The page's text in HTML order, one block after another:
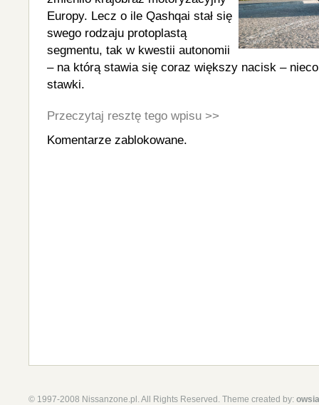
Europy. Lecz o ile Qashqai stał się
swego rodzaju protoplastą
segmentu, tak w kwestii autonomii
– na którą stawia się coraz większy nacisk –
stawki.
Przeczytaj resztę tego wpisu >>
Komentarze zablokowane.
© 1997-2008 Nissanzone.pl. All Rights Reserved. Theme created by: